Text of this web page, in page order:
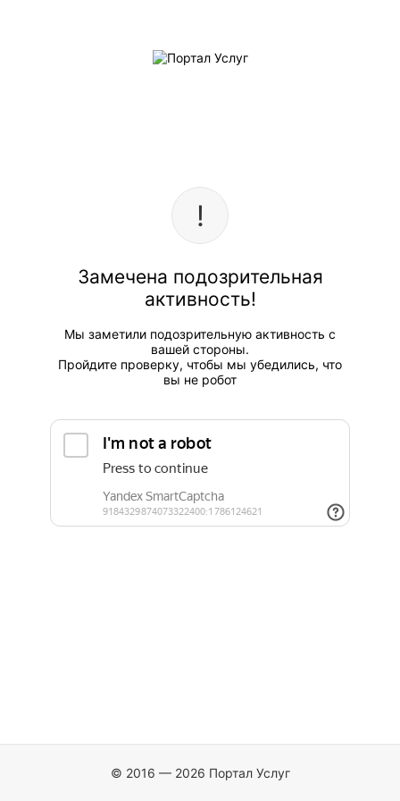
Замечена подозрительная
активность!
Мы заметили подозрительную активность с
вашей стороны.
Пройдите проверку, чтобы мы убедились, что
вы не робот
© 2016 — 2026 Портал Услуг